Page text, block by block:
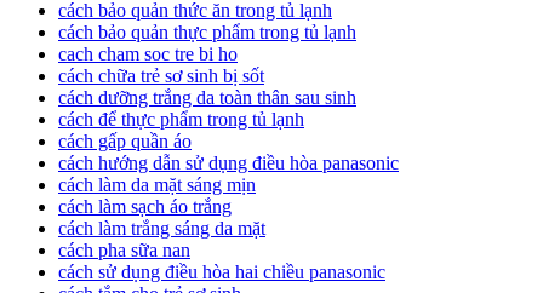
cách bảo quản thức ăn trong tủ lạnh
cách bảo quản thực phẩm trong tủ lạnh
cach cham soc tre bi ho
cách chữa trẻ sơ sinh bị sốt
cách dưỡng trắng da toàn thân sau sinh
cách để thực phẩm trong tủ lạnh
cách gấp quần áo
cách hướng dẫn sử dụng điều hòa panasonic
cách làm da mặt sáng mịn
cách làm sạch áo trắng
cách làm trắng sáng da mặt
cách pha sữa nan
cách sử dụng điều hòa hai chiều panasonic